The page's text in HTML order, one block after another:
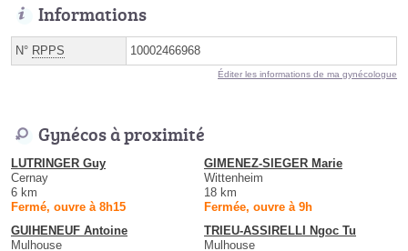
Informations
N° RPPS 10002466968
Éditer les informations de ma gynécologue
Gynécos à proximité
LUTRINGER Guy
Cernay
6 km
Fermé, ouvre à 8h15
GIMENEZ-SIEGER Marie
Wittenheim
18 km
Fermée, ouvre à 9h
GUIHENEUF Antoine
Mulhouse
TRIEU-ASSIRELLI Ngoc Tu
Mulhouse